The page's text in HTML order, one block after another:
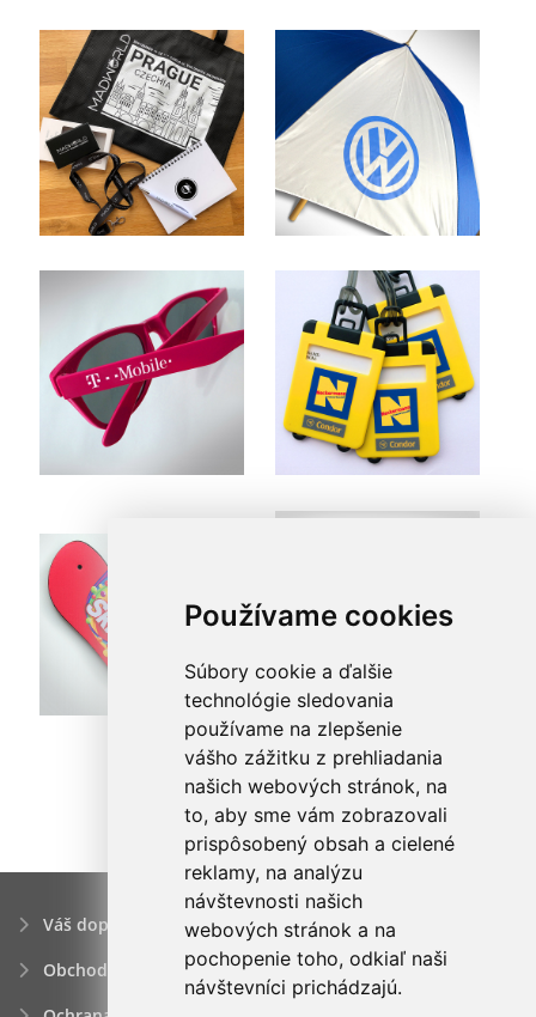
Používame cookies
Súbory cookie a ďalšie
technológie sledovania
používame na zlepšenie
vášho zážitku z prehliadania
našich webových stránok, na
to, aby sme vám zobrazovali
prispôsobený obsah a cielené
reklamy, na analýzu
návštevnosti našich
webových stránok a na
pochopenie toho, odkiaľ naši
návštevníci prichádzajú.
Váš dopyt
Obchodné podmienky